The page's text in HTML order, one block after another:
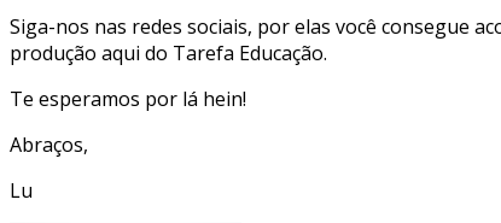
Siga-nos nas redes sociais, por elas você consegue
produção aqui do Tarefa Educação.
Te esperamos por lá hein!
Abraços,
Lu